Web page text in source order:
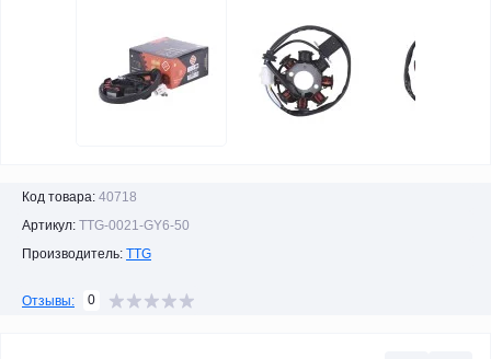
Код товара: 40718
Артикул: TTG-0021-GY6-50
Производитель: TTG
Отзывы: 0